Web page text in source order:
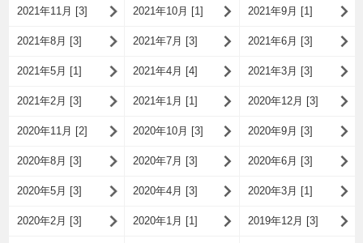
2021年11月 [3] 2021年10月 [1] 2021年9月 [1]
2021年8月 [3] 2021年7月 [3] 2021年6月 [3]
2021年5月 [1] 2021年4月 [4] 2021年3月 [3]
2021年2月 [3] 2021年1月 [1] 2020年12月 [3]
2020年11月 [2] 2020年10月 [3] 2020年9月 [3]
2020年8月 [3] 2020年7月 [3] 2020年6月 [3]
2020年5月 [3] 2020年4月 [3] 2020年3月 [1]
2020年2月 [3] 2020年1月 [1] 2019年12月 [3]